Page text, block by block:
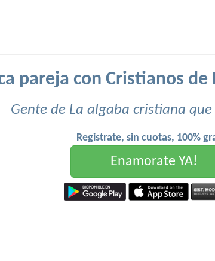
pareja con Cristianos de
Gente de La algaba cristiana
Registrate, sin cuotas, 100%
Enamorate YA!